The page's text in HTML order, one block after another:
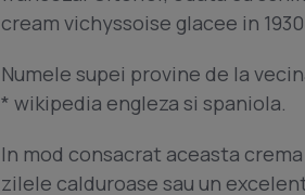
cream vichyssoise glacee in
Numele supei provine de la
* wikipedia engleza si spaniola.
In mod consacrat aceasta
zilele calduroase sau un